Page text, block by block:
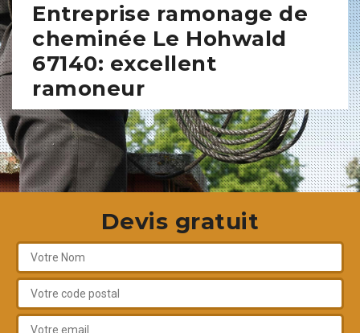
Entreprise ramonage de
cheminée Le Hohwald
67140: excellent
ramoneur
Devis gratuit